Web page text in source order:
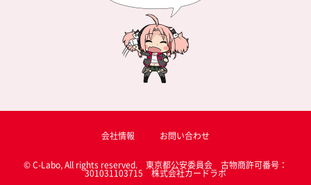
会社情報 お問い合わせ
© C-Labo, All rights reserved. 東京都公安委員会 古物商許可番号：
301031103715 株式会社カードラボ